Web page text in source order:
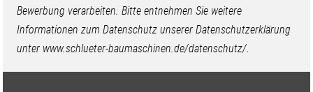
Bewerbung verarbeiten. Bitte entnehmen Sie weitere
Informationen zum Datenschutz unserer Datenschutzerklärung
unter www.schlueter-baumaschinen.de/datenschutz/.